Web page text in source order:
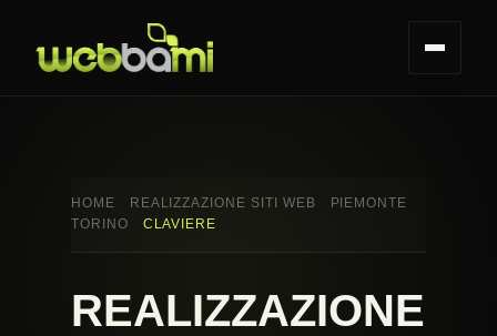
HOME REALIZZAZIONE SITI WEB
PIEMONTE
TORINO
CLAVIERE
REALIZZAZIONE